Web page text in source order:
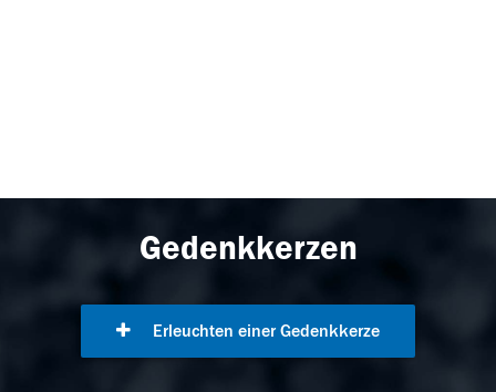
Gedenkkerzen
Erleuchten einer Gedenkkerze